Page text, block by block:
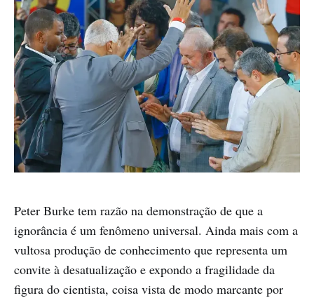
Peter Burke tem razão na demonstração de que a
ignorância é um fenômeno universal. Ainda mais com a
vultosa produção de conhecimento que representa um
convite à desatualização e expondo a fragilidade da
figura do cientista, coisa vista de modo marcante por